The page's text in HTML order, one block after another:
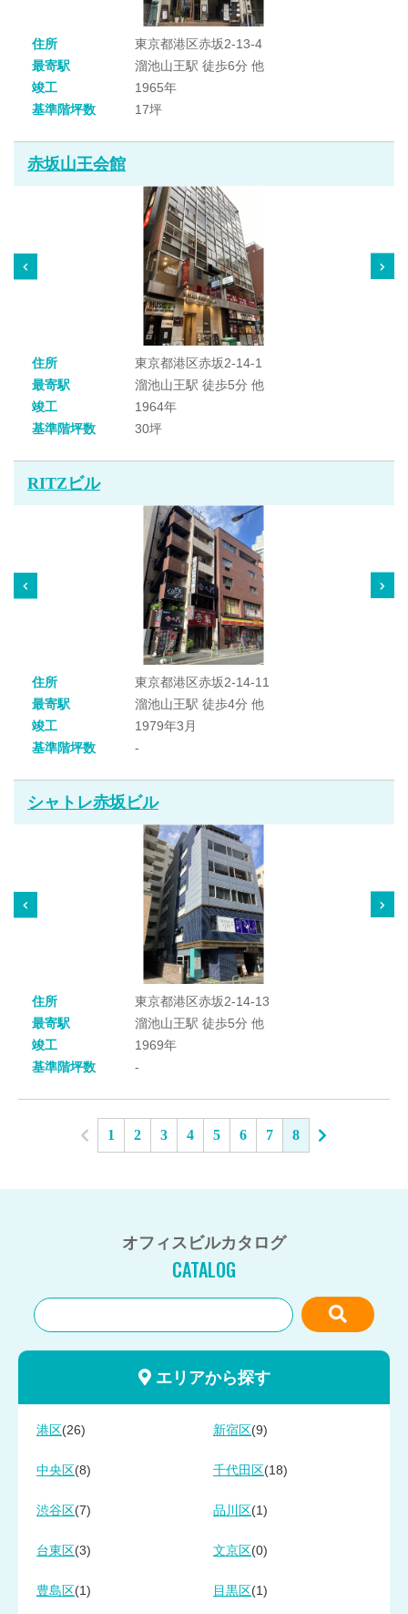
住所
東京都港区赤坂2-13-4
最寄駅
溜池山王駅 徒歩6分 他
竣工
1965年
基準階坪数
17坪
赤坂山王会館
住所
東京都港区赤坂2-14-1
最寄駅
溜池山王駅 徒歩5分 他
竣工
1964年
基準階坪数
30坪
RITZビル
住所
東京都港区赤坂2-14-11
最寄駅
溜池山王駅 徒歩4分 他
竣工
1979年3月
基準階坪数
-
シャトレ赤坂ビル
住所
東京都港区赤坂2-14-13
最寄駅
溜池山王駅 徒歩5分 他
竣工
1969年
基準階坪数
-
1 2 3 4 5 6 7 8
オフィスビルカタログ
CATALOG
エリアから探す
港区 (26) 新宿区 (9)
中央区 (8) 千代田区 (18)
渋谷区 (7) 品川区 (1)
台東区 (3) 文京区 (0)
豊島区 (1) 目黒区 (1)